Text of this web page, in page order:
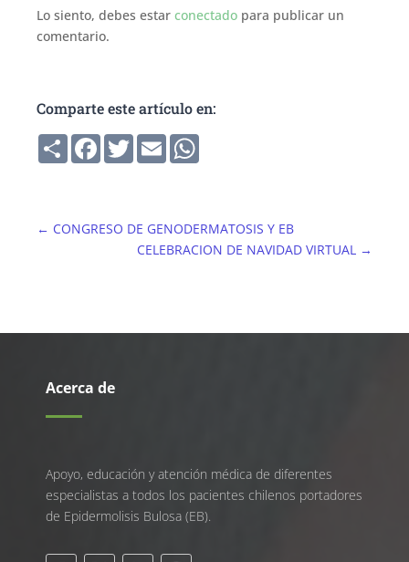
Lo siento, debes estarconectado para publicar un
comentario.
Comparte este artículo en:
CompartirFacebookTwitterEmail
← CONGRESO DE GENODERMATOSIS Y EB
CELEBRACION DE NAVIDAD VIRTUAL→
Acerca de
Apoyo, educación y atención médica de diferentes
especialistas a todos los pacientes chilenos portadores
de Epidermolisis Bulosa (EB).